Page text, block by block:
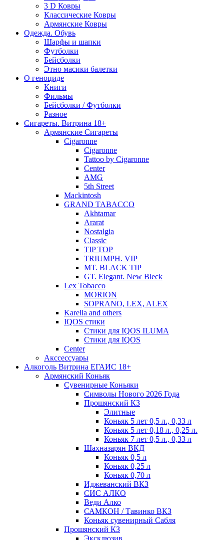
3 D Ковры
Классические Ковры
Армянские Ковры
Одежда. Обувь
Шарфы и шапки
Футболки
Бейсболки
Этно масики балетки
О геноциде
Книги
Фильмы
Бейсболки / Футболки
Разное
Сигареты. Витрина 18+
Армянские Сигареты
Cigaronne
Cigaronne
Tattoo by Cigaronne
Center
AMG
5th Street
Mackintosh
GRAND TABACCO
Akhtamar
Ararat
Nostalgia
Classic
TIP TOP
TRIUMPH. VIP
MT. BLACK TIP
GT. Elegant. New Bleck
Lex Tobacco
MORION
SOPRANO, LEX, ALEX
Karelia and others
IQOS стики
Стики для IQOS ILUMA
Стики для IQOS
Сenter
Акссессуары
Алкоголь Витрина ЕГАИС 18+
Армянский Коньяк
Сувенирные Коньяки
Символы Нового 2026 Года
Прошянский КЗ
Элитные
Коньяк 5 лет 0,5 л., 0,33 л
Коньяк 5 лет 0,18 л., 0,25 л.
Коньяк 7 лет 0,5 л., 0,33 л
Шахназарян ВКД
Коньяк 0,5 л
Коньяк 0,25 л
Коньяк 0,70 л
Иджеванский ВКЗ
СИС АЛКО
Веди Алко
САМКОН / Тавинко ВКЗ
Коньяк сувенирный Сабля
Прошянский КЗ
Эксклюзив